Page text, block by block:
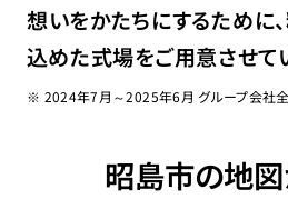
想いをかたちにするために
込めた式場をご用意させて
※ 2024年7月～2025年6月 グループ会社
昭島市の地